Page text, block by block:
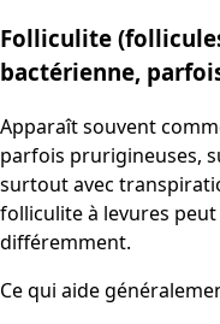
Folliculite
bactérienne,
Apparaît souvent
parfois prurigineuses,
surtout avec
folliculite à levures peut
différemment.
Ce qui aide